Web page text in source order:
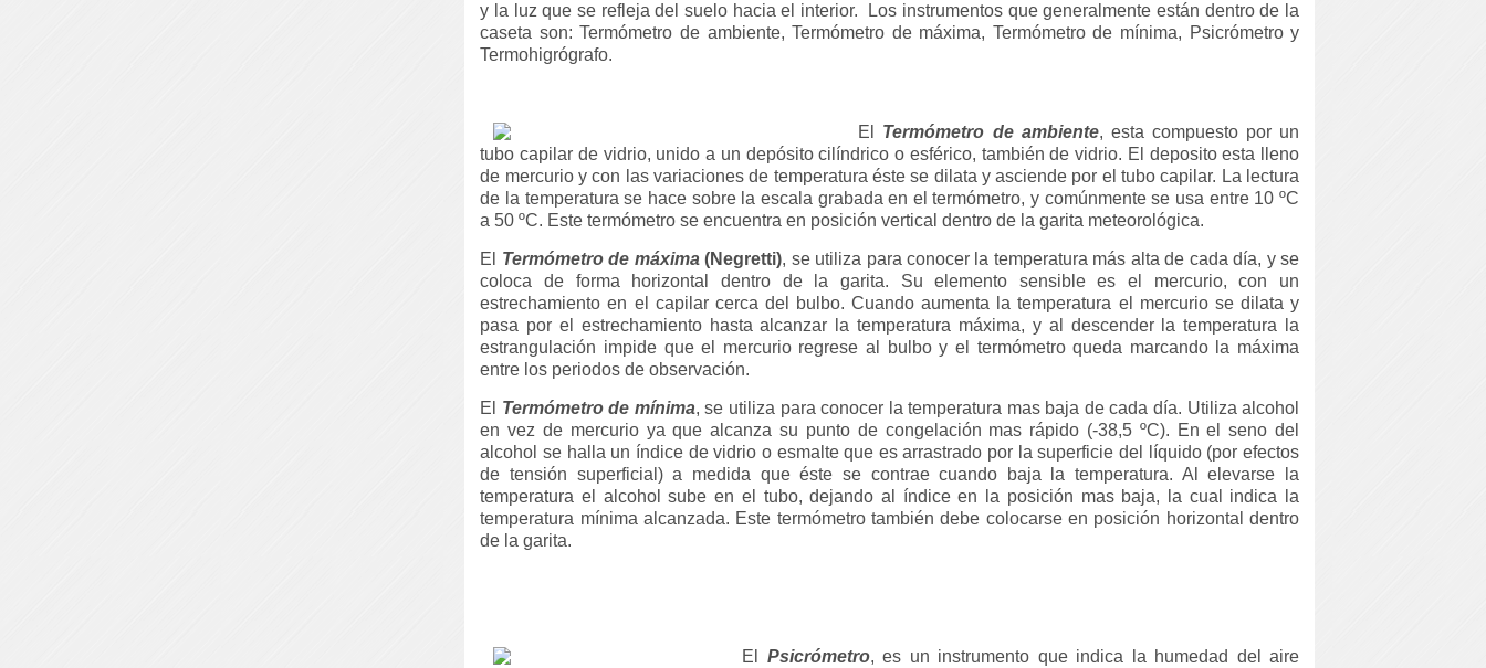
y la luz que se refleja del suelo hacia el interior.
Los instrumentos que generalmente están dentro de la
caseta son: Termómetro de ambiente, Termómetro de máxima, Termómetro de mínima, Psicrómetro y
Termohigrógrafo.
El Termómetro de ambiente, esta compuesto por un
tubo capilar de vidrio, unido a un depósito cilíndrico o esférico, también de vidrio. El deposito esta lleno
de mercurio y con las variaciones de temperatura éste se dilata y asciende por el tubo capilar. La lectura
de la temperatura se hace sobre la escala grabada en el termómetro, y comúnmente se usa entre 10 ºC
a 50 ºC. Este termómetro se encuentra en posición vertical dentro de la garita meteorológica.
El Termómetro de máxima(Negretti), se utiliza para conocer la temperatura más alta de cada día, y se
coloca de forma horizontal dentro de la garita. Su elemento sensible es el mercurio, con un
estrechamiento en el capilar cerca del bulbo. Cuando aumenta la temperatura el mercurio se dilata y
pasa por el estrechamiento hasta alcanzar la temperatura máxima, y al descender la temperatura la
estrangulación impide que el mercurio regrese al bulbo y el termómetro queda marcando la máxima
entre los periodos de observación.
El Termómetro de mínima, se utiliza para conocer la temperatura mas baja de cada día. Utiliza alcohol
en vez de mercurio ya que alcanza su punto de congelación mas rápido (-38,5 ºC). En el seno del
alcohol se halla un índice de vidrio o esmalte que es arrastrado por la superficie del líquido (por efectos
de tensión superficial) a medida que éste se contrae cuando baja la temperatura. Al elevarse la
temperatura el alcohol sube en el tubo, dejando al índice en la posición mas baja, la cual indica la
temperatura mínima alcanzada. Este termómetro también debe colocarse en posición horizontal dentro
de la garita.
El Psicrómetro, es un instrumento que indica la humedad del aire